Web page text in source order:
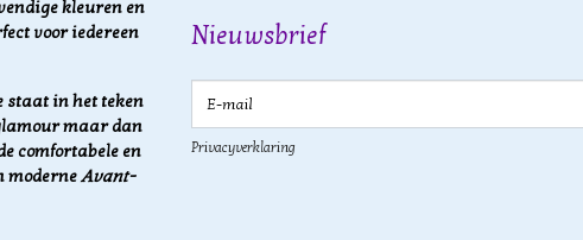
kleuren en
voor iedereen
staat in het teken
maar dan
comfortabele en
moderneAvant-
Nieuwsbrief
E-mail
Privacyverklaring